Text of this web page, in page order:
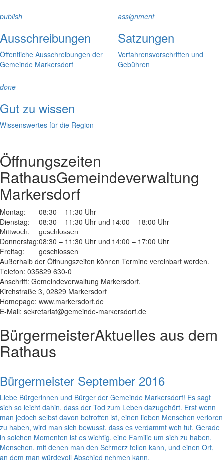
publish
Ausschreibungen
Öffentliche Ausschreibungen der
Gemeinde Markersdorf
assignment
Satzungen
Verfahrensvorschriften und
Gebühren
done
Gut zu wissen
Wissenswertes für die Region
Öffnungszeiten
RathausGemeindeverwaltung
Markersdorf
Montag:
08:30 – 11:30 Uhr
Dienstag:
08:30 – 11:30 Uhr und 14:00 – 18:00 Uhr
Mittwoch:
geschlossen
Donnerstag:08:30 – 11:30 Uhr und 14:00 – 17:00 Uhr
Freitag:
geschlossen
Außerhalb der Öffnungszeiten können Termine vereinbart werden.
Telefon: 035829 630-0
Anschrift: Gemeindeverwaltung Markersdorf,
Kirchstraße 3, 02829 Markersdorf
Homepage: www.markersdorf.de
E-Mail: sekretariat@gemeinde-markersdorf.de
BürgermeisterAktuelles aus dem
Rathaus
Bürgermeister September 2016
Liebe Bürgerinnen und Bürger der Gemeinde Markersdorf! Es sagt
sich so leicht dahin, dass der Tod zum Leben dazugehört. Erst wenn
man jedoch selbst davon betroffen ist, einen lieben Menschen verloren
zu haben, wird man sich bewusst, dass es verdammt weh tut. Gerade
in solchen Momenten ist es wichtig, eine Familie um sich zu haben,
Menschen, mit denen man den Schmerz teilen kann, und einen Ort,
an dem man würdevoll Abschied nehmen kann.